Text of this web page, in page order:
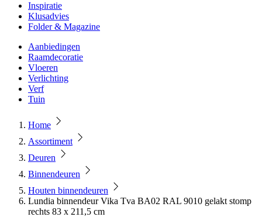
Inspiratie
Klusadvies
Folder & Magazine
Aanbiedingen
Raamdecoratie
Vloeren
Verlichting
Verf
Tuin
Home
Assortiment
Deuren
Binnendeuren
Houten binnendeuren
Lundia binnendeur Vika Tva BA02 RAL 9010 gelakt stomp
rechts 83 x 211,5 cm